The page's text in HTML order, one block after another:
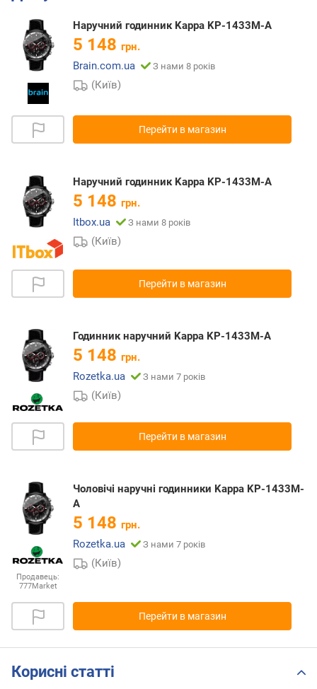
Наручний годинник Kappa KP-1433M-A
5 148 грн.
Brain.com.ua
З нами 8 років
(Київ)
Перейти в магазин
Наручний годинник Kappa KP-1433M-A
5 148 грн.
Itbox.ua
З нами 8 років
(Київ)
Перейти в магазин
Годинник наручний Kappa KP-1433M-A
5 148 грн.
Rozetka.ua
З нами 7 років
(Київ)
Перейти в магазин
Продавець:
777Market
Чоловічі наручні годинники Kappa KP-1433M-
A
5 148 грн.
Rozetka.ua
З нами 7 років
(Київ)
Перейти в магазин
Корисні статті